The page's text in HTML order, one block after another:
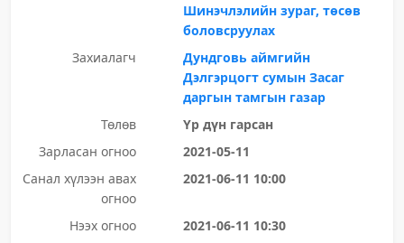
Шинэчлэлийн зураг, төсөв
боловсруулах
Захиалагч
Дундговь аймгийн
Дэлгэрцогт сумын Засаг
даргын тамгын газар
Төлөв
Үр дүн гарсан
Зарласан огноо
2021-05-11
Санал хүлээн авах
огноо
2021-06-11 10:00
Нээх огноо
2021-06-11 10:30